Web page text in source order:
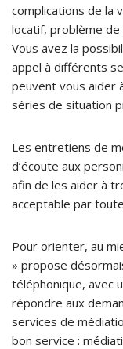
complications de la
locatif, problème
Vous avez la
appel à différents
peuvent vous aider
séries de situation
Les entretiens de
d’écoute aux
afin de les aider à
acceptable par
Pour orienter, au
» propose
téléphonique, avec
répondre aux
services de
bon service :